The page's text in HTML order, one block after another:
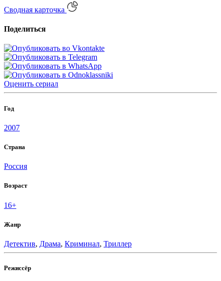
Сводная карточка
Поделиться
Оценить сериал
Год
2007
Страна
Россия
Возраст
16+
Жанр
Детектив, Драма, Криминал, Триллер
Режиссёр